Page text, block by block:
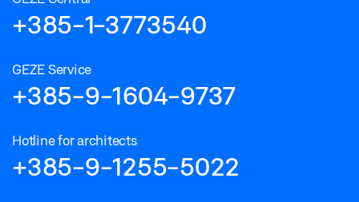
+385-1-3773540
GEZE Service
+385-9-1604-9737
Hotline for architects
+385-9-1255-5022